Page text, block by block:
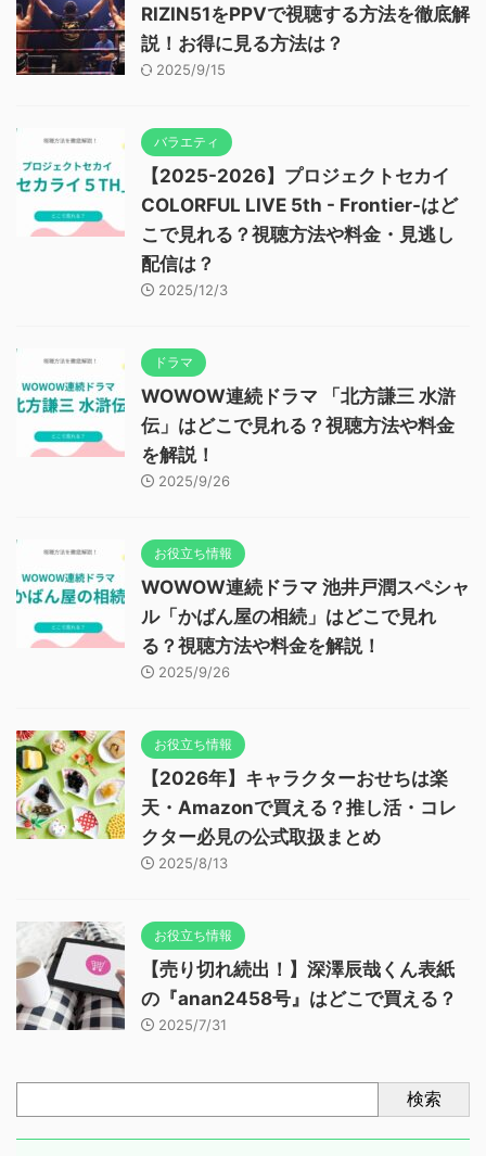
RIZIN51をPPVで視聴する方法を徹底解
説！お得に見る方法は？
2025/9/15
バラエティ
【2025-2026】プロジェクトセカイ
COLORFUL LIVE 5th - Frontier-はど
こで見れる？視聴方法や料金・見逃し
配信は？
2025/12/3
ドラマ
WOWOW連続ドラマ 「北方謙三 水滸
伝」はどこで見れる？視聴方法や料金
を解説！
2025/9/26
お役立ち情報
WOWOW連続ドラマ 池井戸潤スペシャ
ル「かばん屋の相続」はどこで見れ
る？視聴方法や料金を解説！
2025/9/26
お役立ち情報
【2026年】キャラクターおせちは楽
天・Amazonで買える？推し活・コレ
クター必見の公式取扱まとめ
2025/8/13
お役立ち情報
【売り切れ続出！】深澤辰哉くん表紙
の『anan2458号』はどこで買える？
2025/7/31
検索